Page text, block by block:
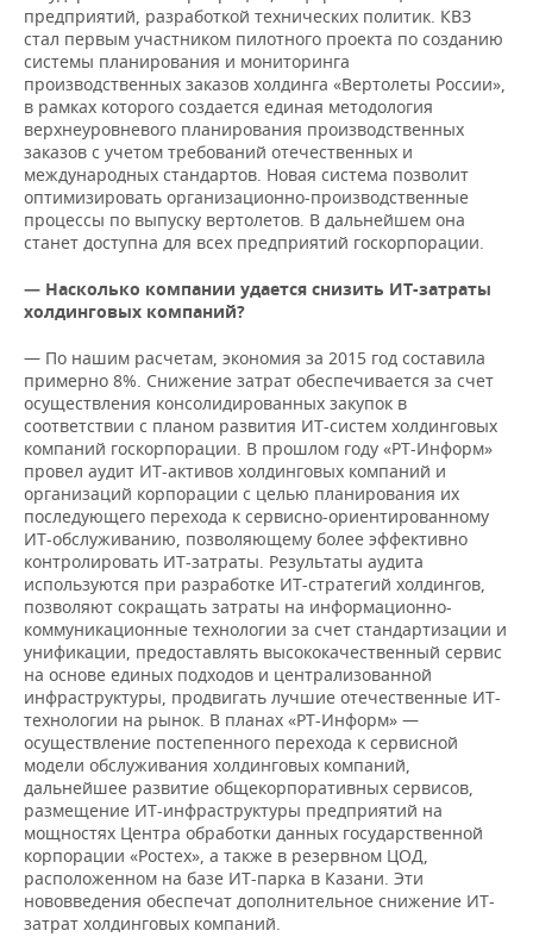
предприятий, разработкой технических политик. КВЗ
стал первым участником пилотного проекта по созданию
системы планирования и мониторинга
производственных заказов холдинга «Вертолеты России»,
в рамках которого создается единая методология
верхнеуровневого планирования производственных
заказов с учетом требований отечественных и
международных стандартов. Новая система позволит
оптимизировать организационно-производственные
процессы по выпуску вертолетов. В дальнейшем она
станет доступна для всех предприятий госкорпорации.
— Насколько компании удается снизить ИТ-затраты
холдинговых компаний?
— По нашим расчетам, экономия за 2015 год составила
примерно 8%. Снижение затрат обеспечивается за счет
осуществления консолидированных закупок в
соответствии с планом развития ИТ-систем холдинговых
компаний госкорпорации. В прошлом году «РТ-Информ»
провел аудит ИТ-активов холдинговых компаний и
организаций корпорации с целью планирования их
последующего перехода к сервисно-ориентированному
ИТ-обслуживанию, позволяющему более эффективно
контролировать ИТ-затраты. Результаты аудита
используются при разработке ИТ-стратегий холдингов,
позволяют сокращать затраты на информационно-
коммуникационные технологии за счет стандартизации и
унификации, предоставлять высококачественный сервис
на основе единых подходов и централизованной
инфраструктуры, продвигать лучшие отечественные ИТ-
технологии на рынок. В планах «РТ-Информ» —
осуществление постепенного перехода к сервисной
модели обслуживания холдинговых компаний,
дальнейшее развитие общекорпоративных сервисов,
размещение ИТ-инфраструктуры предприятий на
мощностях Центра обработки данных государственной
корпорации «Ростех», а также в резервном ЦОД,
расположенном на базе ИТ-парка в Казани. Эти
нововведения обеспечат дополнительное снижение ИТ-
затрат холдинговых компаний.